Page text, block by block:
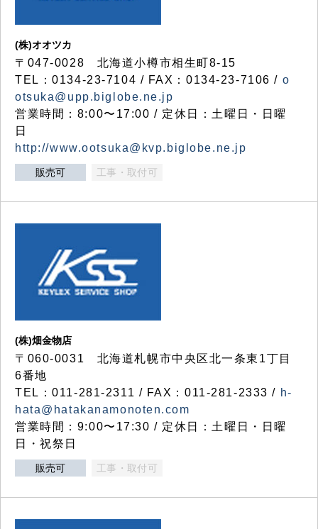
(株)オオツカ
〒047-0028 北海道小樽市相生町8-15
TEL：0134-23-7104 / FAX：0134-23-7106 / o
otsuka@upp.biglobe.ne.jp
営業時間：8:00〜17:00 / 定休日：土曜日・日曜
日
http://www.ootsuka@kvp.biglobe.ne.jp
販売可 工事・取付可
(株)畑金物店
〒060-0031 北海道札幌市中央区北一条東1丁目
6番地
TEL：011-281-2311 / FAX：011-281-2333 / h-
hata@hatakanamonoten.com
営業時間：9:00〜17:30 / 定休日：土曜日・日曜
日・祝祭日
販売可 工事・取付可